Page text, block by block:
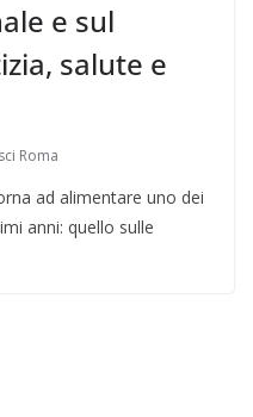
e sul
salute e
Roma
ad alimentare uno dei
anni: quello sulle